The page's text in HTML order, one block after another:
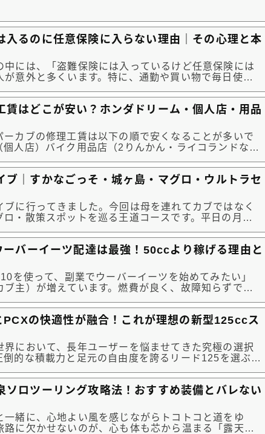
入るのに任意保険に入らない理由｜その心理と本
中には、「盗難保険には入っているけど任意保険には
が意外と多くいます。特に、通勤や買い物で毎日使う
ンスです。本当に人生を左右する致命的なリスクは、
賃はどこが安い？ホンダドリーム・個人店・用品
ーカブの修理工賃は以下の順で安くなることが多いで
個人店）バイク用品店（2りんかん・ライコランドな
や作業内容によって、最適な依頼先は変わります。こ
ブ｜すかなごっそ・城ヶ島・マグロ・ウルトラセ
ブに行ってきました。今回は母を連れてカブではなく
・散策スポットを巡る王道コースです。平日の月曜
と「正直な感想」を含めて紹介します。今回のドライ
バーイーツ配達は最強！50ccより稼げる理由と
を使って、副業でウーバーイーツを始めてみたい」
ブ主）が増えています。燃費が良く、故障知らずで、
」「ギア操作で料理が揺れないか？」「そもそもカブ
PCXの快適性が融合！これが理想の新型125ccス
界において、長年ユーザーを悩ませてきた究極の選択
倒的な積載力と足元の自由度を誇るリード125を選ぶ
す。どちらもホンダが誇る名車ですが、その性格は対
ソロツーリング攻略法！おすすめ装備とバレない
一緒に、心地よい風を感じながらトコトコと道をゆ
路に欠かせないのが、心も体も芯から温まる「露天風